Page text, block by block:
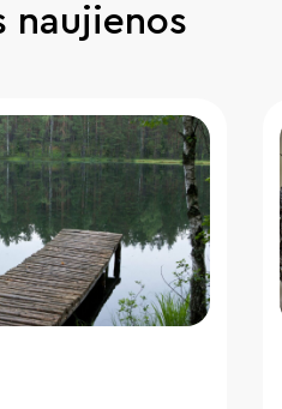
naujienos